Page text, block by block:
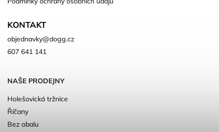
KONTAKT
objednavky@dogg.cz
607 641 141
NAŠE PRODEJNY
Holešovická tržnice
Říčany
Bez obalu